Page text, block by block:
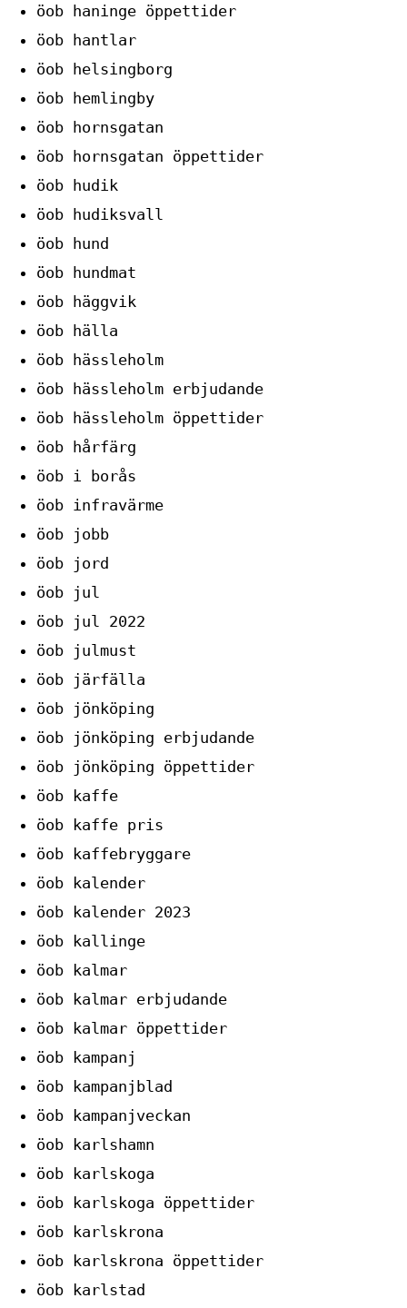
öob haninge öppettider
öob hantlar
öob helsingborg
öob hemlingby
öob hornsgatan
öob hornsgatan öppettider
öob hudik
öob hudiksvall
öob hund
öob hundmat
öob häggvik
öob hälla
öob hässleholm
öob hässleholm erbjudande
öob hässleholm öppettider
öob hårfärg
öob i borås
öob infravärme
öob jobb
öob jord
öob jul
öob jul 2022
öob julmust
öob järfälla
öob jönköping
öob jönköping erbjudande
öob jönköping öppettider
öob kaffe
öob kaffe pris
öob kaffebryggare
öob kalender
öob kalender 2023
öob kallinge
öob kalmar
öob kalmar erbjudande
öob kalmar öppettider
öob kampanj
öob kampanjblad
öob kampanjveckan
öob karlshamn
öob karlskoga
öob karlskoga öppettider
öob karlskrona
öob karlskrona öppettider
öob karlstad